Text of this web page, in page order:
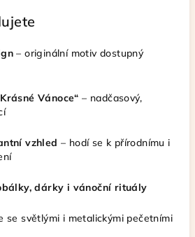
– originální motiv dostupný
Vánoce“ – nadčasový,
vzhled – hodí se k přírodnímu i
dárky i vánoční rituály
se světlými i metalickými pečetními